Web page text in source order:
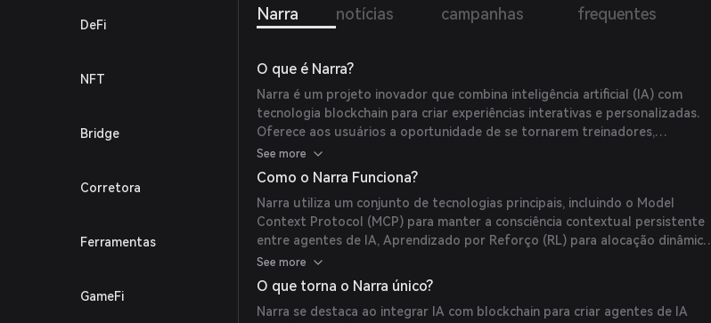
DeFi
NFT
Bridge
Corretora
Ferramentas
GameFi
Narra
notícias
campanhas
frequentes
O que é Narra?
Narra é um projeto inovador que combina inteligência artificial (IA) com
tecnologia blockchain para criar experiências interativas e personalizadas.
Oferece aos usuários a oportunidade de se tornarem treinadores,
contribuindo para o desenvolvimento e aprimoramento de personalidades
de IA.
See more
Como o Narra Funciona?
Narra utiliza um conjunto de tecnologias principais, incluindo o Model
Context Protocol (MCP) para manter a consciência contextual persistente
entre agentes de IA, Aprendizado por Reforço (RL) para alocação dinâmica
de ativos, Redes Neurais de Grafos (GNN) para modelar relacionamentos
complexos, Comunicação Agente-a-Agente (A2A) para colaboração fluida
entre agentes de IA, IA Explicável (XAI) para elucidar os processos de
tomada de decisão, e AIOps para aprimorar a inteligência operacional.
See more
O que torna o Narra único?
Narra se destaca ao integrar IA com blockchain para criar agentes de IA